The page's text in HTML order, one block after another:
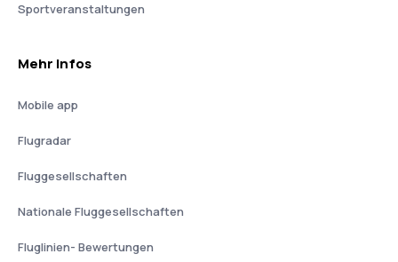
Sportveranstaltungen
Mehr Infos
Mobile app
Flugradar
Fluggesellschaften
Nationale Fluggesellschaften
Fluglinien- Bewertungen